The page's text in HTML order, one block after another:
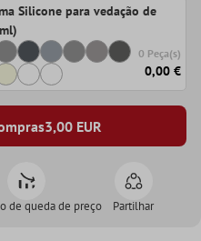
Silicone para vedação de
0 Peça(s)
0,00 €
3,00EUR
de queda de preço Partilhar